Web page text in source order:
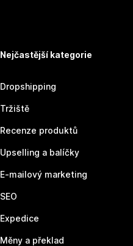
Nejčastější kategorie
Dropshipping
Tržiště
Recenze produktů
Upselling a balíčky
E-mailový marketing
SEO
Expedice
Měny a překlad